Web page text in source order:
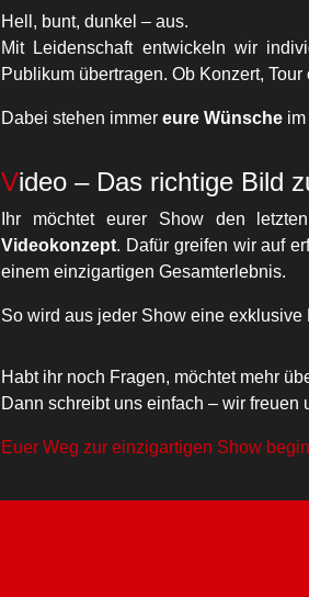
Hell, bunt, dunkel – aus.
Mit Leidenschaft entwickeln wir
Publikum übertragen. Ob Konzert,
Dabei stehen immer eure Wünsche
Video – Das richtige Bild
Ihr möchtet eurer Show den
Videokonzept. Dafür greifen wir auf
einem einzigartigen Gesamterlebnis.
So wird aus jeder Show eine
Habt ihr noch Fragen, möchtet mehr
Dann schreibt uns einfach – wir freuen
Euer Weg zur einzigartigen Show